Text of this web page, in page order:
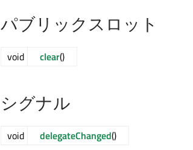
パブリックスロット
void clear()
シグナル
void delegateChanged()